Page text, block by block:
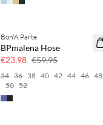
SAVE20
Bon'A Parte
BPmalena Hose
€23,98 €59,95
34 36 38 40 42 44 46 48
50 52